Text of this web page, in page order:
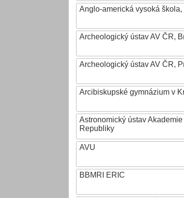
Anglo-americká vysoká škola,
Archeologický ústav AV ČR,
Archeologický ústav AV ČR,
Arcibiskupské gymnázium v
Astronomický ústav
Republiky
AVU
BBMRI ERIC